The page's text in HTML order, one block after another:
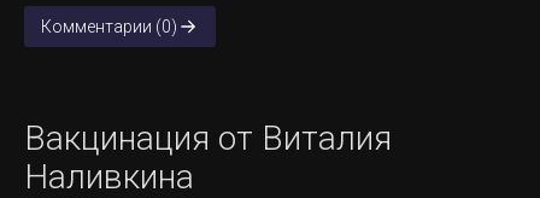
Комментарии (0)
Вакцинация от Виталия
Наливкина